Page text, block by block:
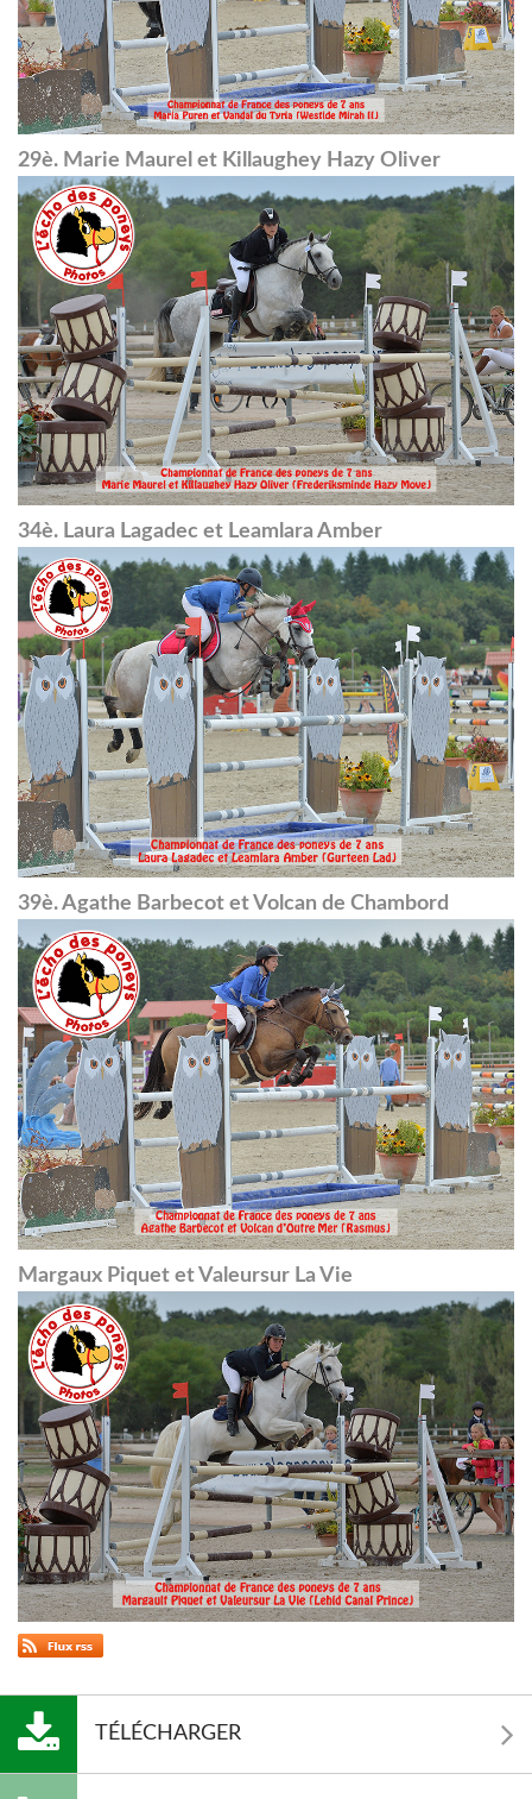
29è. Marie Maurel et Killaughey Hazy Oliver
34è. Laura Lagadec et Leamlara Amber
39è. Agathe Barbecot et Volcan de Chambord
Margaux Piquet et Valeursur La Vie
TÉLÉCHARGER